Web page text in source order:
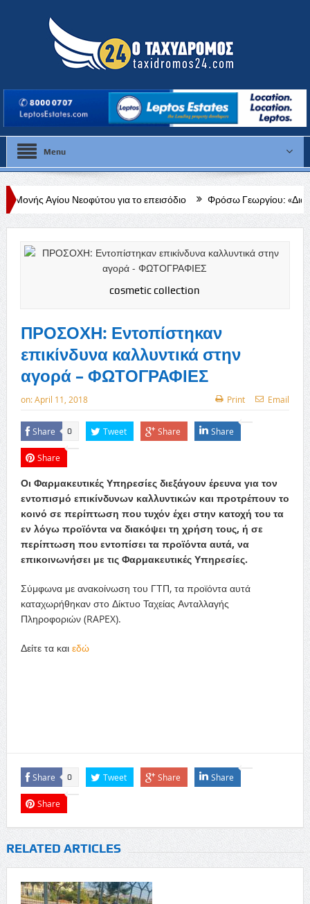
Menu
για το επεισόδιο Φρόσω Γεωργίου: «Διαρκής, δεδομένη
cosmetic collection
ΠΡΟΣΟΧΗ: Εντοπίστηκαν
επικίνδυνα καλλυντικά στην
αγορά – ΦΩΤΟΓΡΑΦΙΕΣ
on:April 11, 2018 Print Email
Share 0 Tweet Share Share
Share
Οι Φαρμακευτικές Υπηρεσίες διεξάγουν έρευνα για τον
εντοπισμό επικίνδυνων καλλυντικών και προτρέπουν το
κοινό σε περίπτωση που τυχόν έχει στην κατοχή του τα
εν λόγω προϊόντα να διακόψει τη χρήση τους, ή σε
περίπτωση που εντοπίσει τα προϊόντα αυτά, να
επικοινωνήσει με τις Φαρμακευτικές Υπηρεσίες.
Σύμφωνα με ανακοίνωση του ΓΤΠ, τα προϊόντα αυτά
καταχωρήθηκαν στο Δίκτυο Ταχείας Ανταλλαγής
Πληροφοριών (RAPEX).
Δείτε τα και εδώ
Share 0 Tweet Share Share
Share
RELATED ARTICLES